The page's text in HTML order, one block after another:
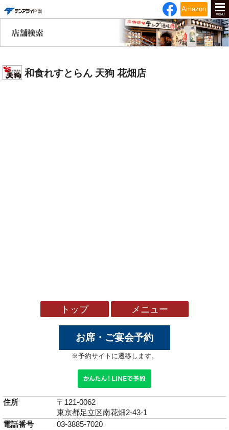
Amazon
MENU
和食れすとらん 天狗 花畑店
トップ メニュー
お席・ご宴会予約
※予約サイトに遷移します。
住所
〒121-0062
東京都足立区南花畑2-43-1
電話番号
03-3885-7020